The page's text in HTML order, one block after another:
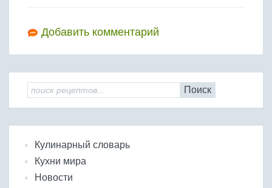
Добавить комментарий
Поиск
Кулинарный словарь
Кухни мира
Новости